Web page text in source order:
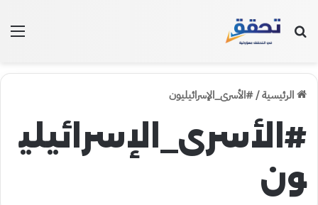
بحث عن
الرئيسية/#الأسرى_الإسرائيليون
#الأسرى_الإسرائيلي
ون